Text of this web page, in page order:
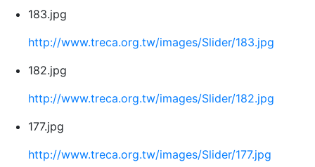
183.jpg
http://www.treca.org.tw/images/Slider/183.jpg
182.jpg
http://www.treca.org.tw/images/Slider/182.jpg
177.jpg
http://www.treca.org.tw/images/Slider/177.jpg